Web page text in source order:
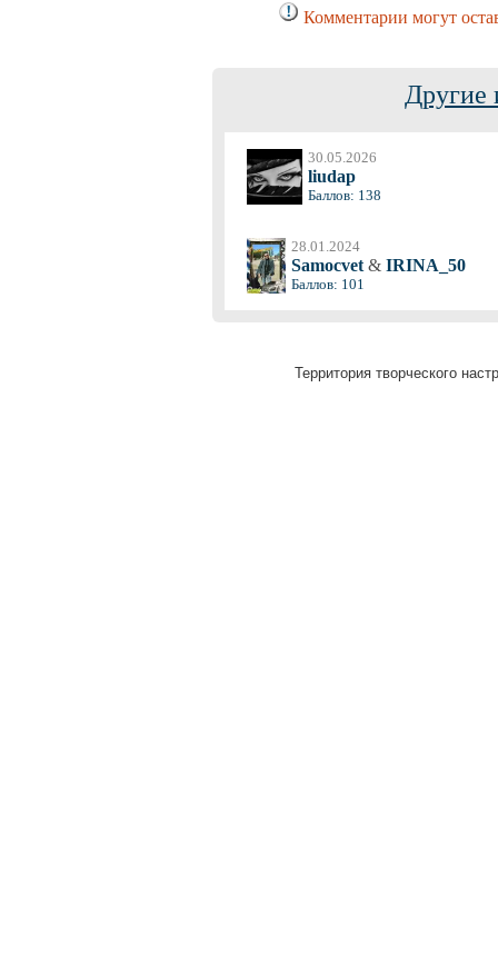
Комментарии могут
Другие
30.05.2026
liudap
Баллов: 138
28.01.2024
Samocvet &IRINA_50
Баллов: 101
Территория творческого